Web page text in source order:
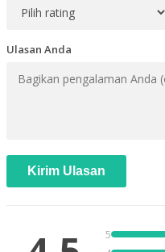
Ulasan Anda
Kirim Ulasan
5